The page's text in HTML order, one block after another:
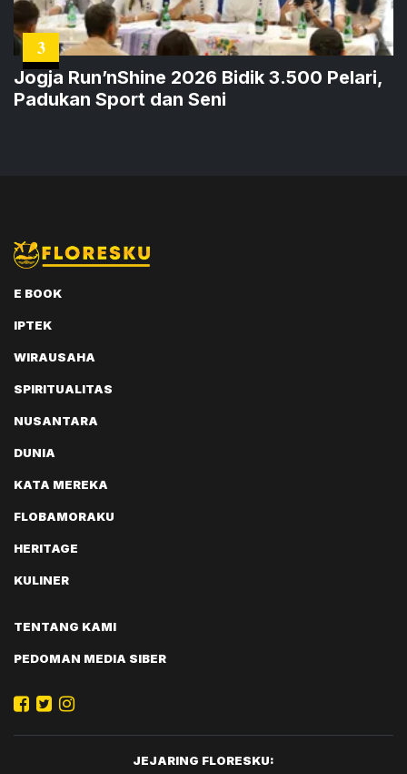
3
Jogja Run’nShine 2026 Bidik 3.500 Pelari,
Padukan Sport dan Seni
E BOOK
IPTEK
WIRAUSAHA
SPIRITUALITAS
NUSANTARA
DUNIA
KATA MEREKA
FLOBAMORAKU
HERITAGE
KULINER
TENTANG KAMI
PEDOMAN MEDIA SIBER
JEJARING FLORESKU: